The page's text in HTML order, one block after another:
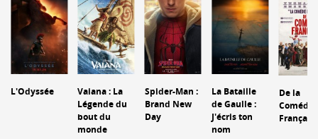
L'Odyssée
Vaiana : La
Légende du
bout du
monde
Spider-Man :
Brand New
Day
La Bataille
de Gaulle :
J'écris ton
nom
De la